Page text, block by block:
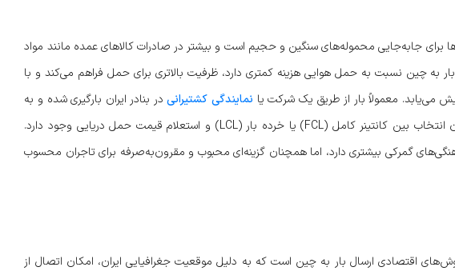
برای جابه‌جایی محموله‌های سنگین و حجیم است و بیشتر در صادرات کالاهای عمده مانند مواد
به چین نسبت به حمل هوایی هزینه کمتری دارد، ظرفیت بالاتری برای حمل فراهم می‌کند و با
می‌یابد. معمولاً بار از طریق یک شرکت یا نمایندگی کشتیرانیدر بنادر ایران بارگیری شده و به
بنادر مهم چین منتقل می‌شود. همچنین امکان انتخاب بین کانتینر کامل (FCL) یا خرده بار (LCL) و استعلام قیمت حمل دریایی وجود دارد.
گمرکی بیشتری دارد، اما همچنان گزینه‌ای محبوب و مقرون‌به‌صرفه برای تاجران محسوب
اقتصادی ارسال بار به چین است که به دلیل موقعیت جغرافیایی ایران، امکان اتصال از